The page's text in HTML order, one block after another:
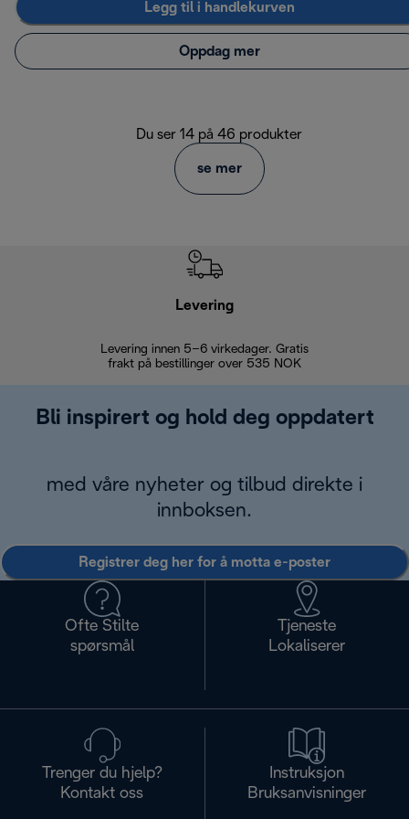
Legg til i handlekurven
Oppdag mer
Du ser 14 på 46 produkter
se mer
Levering
Levering innen 5–6 virkedager. Gratis
frakt på bestillinger over 535 NOK
Bli inspirert og hold deg oppdatert
med våre nyheter og tilbud direkte i
innboksen.
Registrer deg her for å motta e-poster
Ofte Stilte
spørsmål
Tjeneste
Lokaliserer
Trenger du hjelp?
Kontakt oss
Instruksjon
Bruksanvisninger